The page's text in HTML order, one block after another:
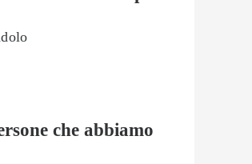
che abbiamo